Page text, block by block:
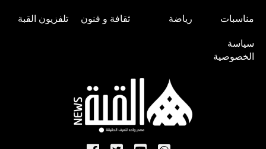
مناسبات رياضة ثقافة و فنون تلفزيون القبة
سياسة
الخصوصية